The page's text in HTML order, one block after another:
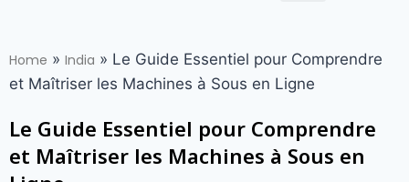
Home » India » Le Guide Essentiel pour Comprendre
et Maîtriser les Machines à Sous en Ligne
Le Guide Essentiel pour Comprendre
et Maîtriser les Machines à Sous en